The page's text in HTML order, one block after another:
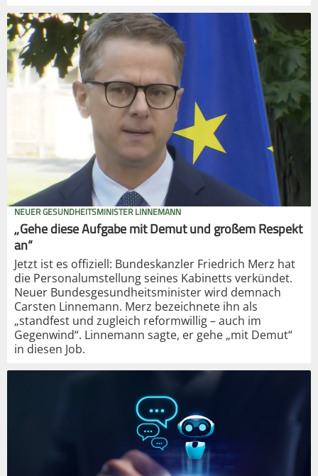
NEUER GESUNDHEITSMINISTER LINNEMANN
„Gehe diese Aufgabe mit Demut und großem Respekt
an“
Jetzt ist es offiziell: Bundeskanzler Friedrich Merz hat
die Personalumstellung seines Kabinetts verkündet.
Neuer Bundesgesundheitsminister wird demnach
Carsten Linnemann. Merz bezeichnete ihn als
„standfest und zugleich reformwillig – auch im
Gegenwind“. Linnemann sagte, er gehe „mit Demut“
in diesen Job.